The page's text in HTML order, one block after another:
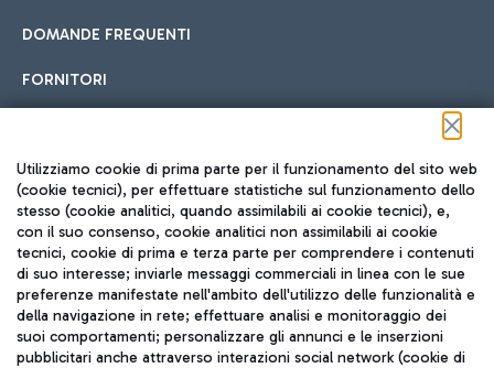
DOMANDE FREQUENTI
FORNITORI
Seguici sui social
TRAVEL JOURNAL
ITA
Utilizziamo cookie di prima parte per il funzionamento del sito web
(cookie tecnici), per effettuare statistiche sul funzionamento dello
stesso (cookie analitici, quando assimilabili ai cookie tecnici), e,
con il suo consenso, cookie analitici non assimilabili ai cookie
tecnici, cookie di prima e terza parte per comprendere i contenuti
di suo interesse; inviarle messaggi commerciali in linea con le sue
preferenze manifestate nell'ambito dell'utilizzo delle funzionalità e
della navigazione in rete; effettuare analisi e monitoraggio dei
suoi comportamenti; personalizzare gli annunci e le inserzioni
pubblicitari anche attraverso interazioni social network (cookie di